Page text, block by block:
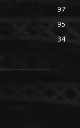
97
95
34